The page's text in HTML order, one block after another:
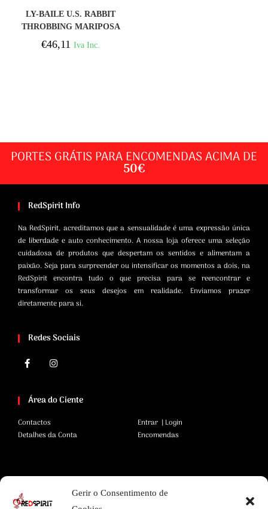
Gerir o Consentimento de
LY-BAILE U.S. RABBIT
THROBBING MARIPOSA
€46,11 Iva Inc.
PORTES GRÁTIS PARA ENCOMENDAS ACIMA DE
50€
RedSpirit Info
Na RedSpirit, acreditamos que a sensualidade é uma expressão única
de liberdade e auto conhecimento. A nossa loja oferece uma seleção
cuidadosa de produtos que despertam os sentidos e alimentam a
paixão. Seja para surpreender ou intensificar os momentos a dois, na
RedSpirit encontra tudo o que precisa para se reencontrar e
transformar os seus desejos em realidade. Enviamos prazer
diretamente para si.
Redes Sociais
Área do Ciente
Contactos
Detalhes da Conta
Entrar | Login
Encomendas
Termos e Condições